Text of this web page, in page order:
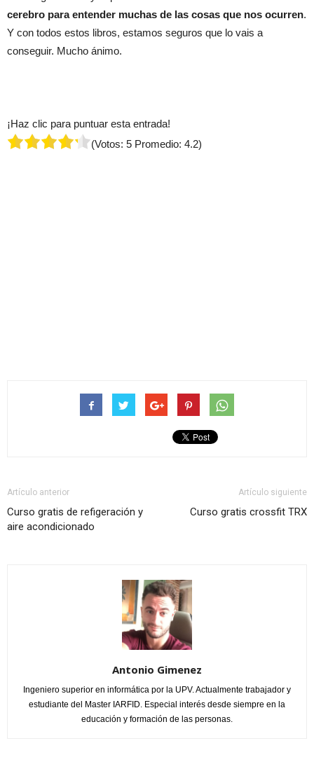
cerebro para entender muchas de las cosas que nos ocurren.
Y con todos estos libros, estamos seguros que lo vais a
conseguir. Mucho ánimo.
¡Haz clic para puntuar esta entrada!
(Votos: 5 Promedio: 4.2)
Artículo anterior
Curso gratis de refigeración y
aire acondicionado
Artículo siguiente
Curso gratis crossfit TRX
Antonio Gimenez
Ingeniero superior en informática por la UPV. Actualmente trabajador y
estudiante del Master IARFID. Especial interés desde siempre en la
educación y formación de las personas.